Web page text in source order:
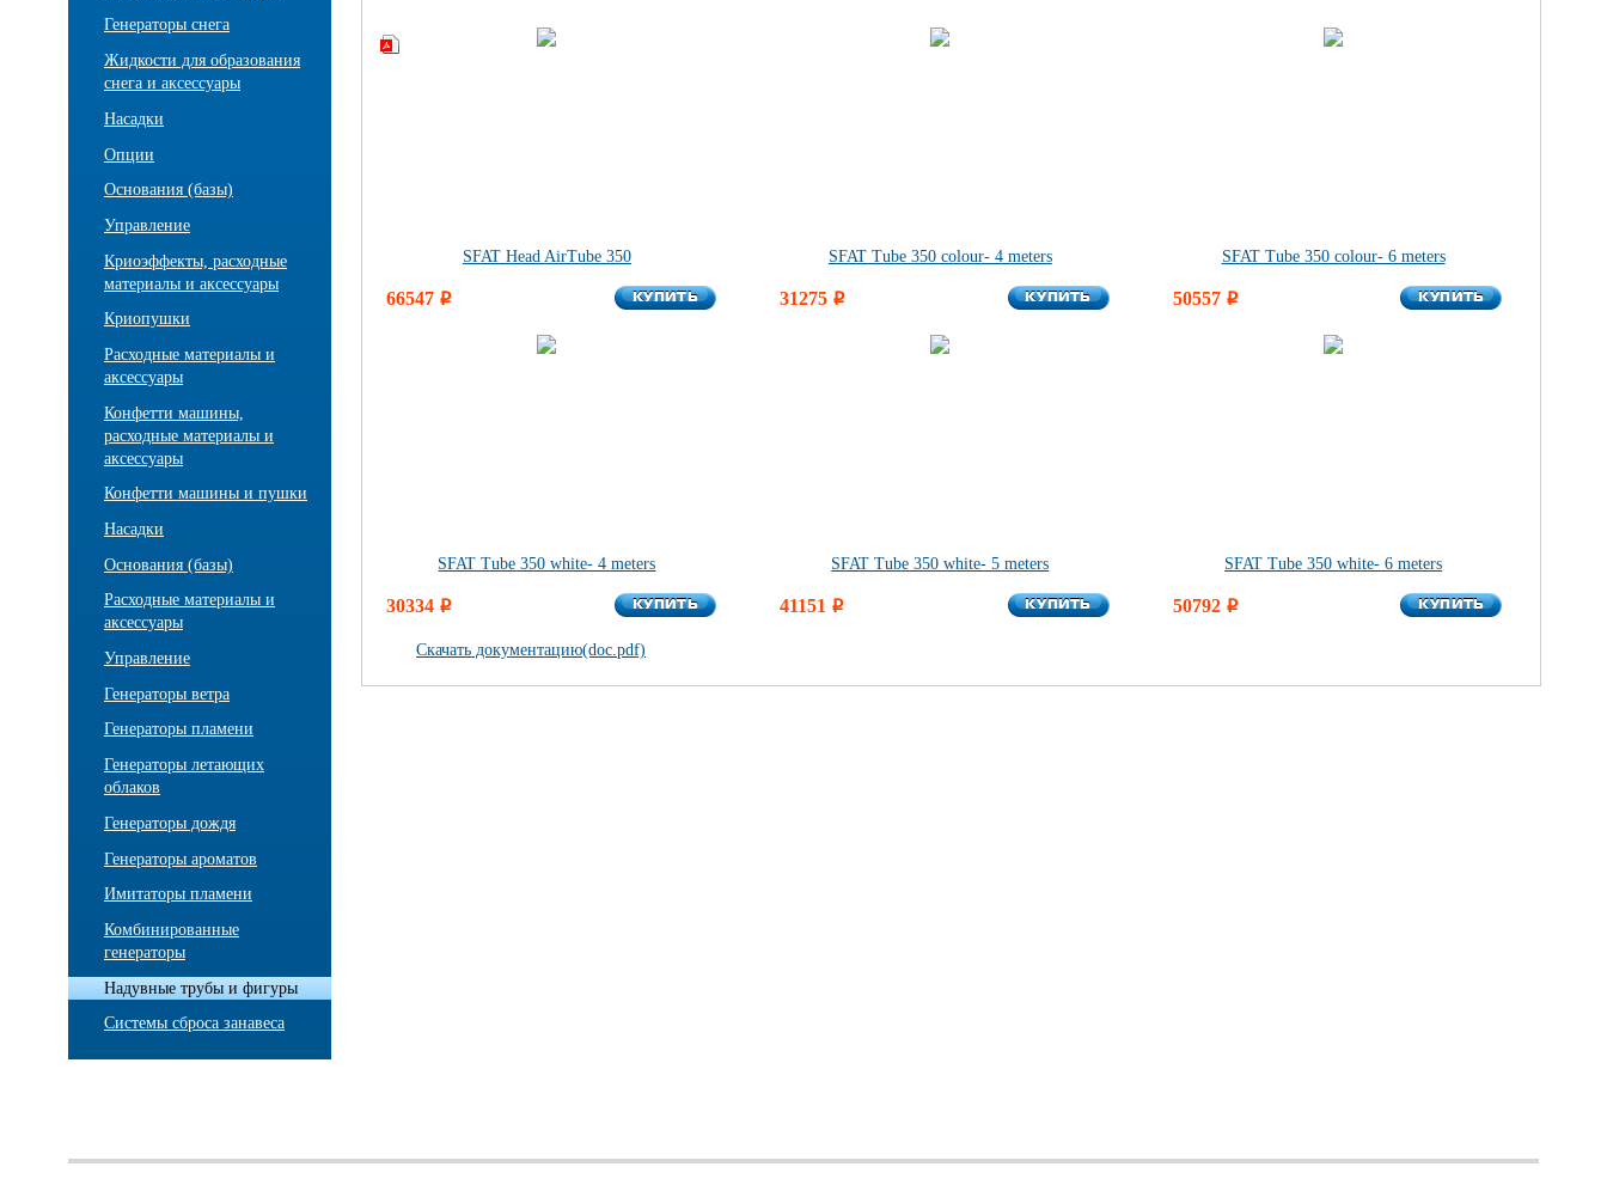
Генераторы снега
Жидкости для образования
снега и аксессуары
Насадки
Опции
Основания (базы)
Управление
Криоэффекты, расходные
материалы и аксессуары
Криопушки
Расходные материалы и
аксессуары
Конфетти машины,
расходные материалы и
аксессуары
Конфетти машины и пушки
Насадки
Основания (базы)
Расходные материалы и
аксессуары
Управление
Генераторы ветра
Генераторы пламени
Генераторы летающих
облаков
Генераторы дождя
Генераторы ароматов
Имитаторы пламени
Комбинированные
генераторы
Надувные трубы и фигуры
Системы сброса занавеса
SFAT Head AirTube 350
66547 i КУПИТЬ
КУПИТЬ
SFAT Tube 350 colour- 4 meters
31275 i КУПИТЬ
КУПИТЬ
SFAT Tube 350 colour- 6 meters
50557 i КУПИТЬ
КУПИТЬ
SFAT Tube 350 white- 4 meters
30334 i КУПИТЬ
КУПИТЬ
SFAT Tube 350 white- 5 meters
41151 i КУПИТЬ
КУПИТЬ
SFAT Tube 350 white- 6 meters
50792 i КУПИТЬ
КУПИТЬ
Скачать документацию(doc.pdf)